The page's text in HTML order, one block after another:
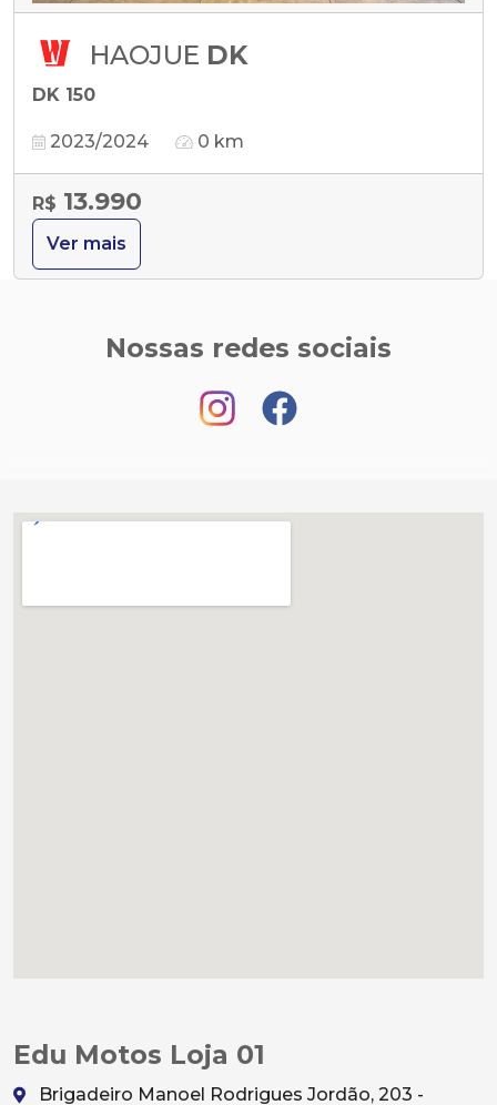
HAOJUE DK
DK 150
2023/2024 0 km
R$ 13.990
Ver mais
Nossas redes sociais
Edu Motos Loja 01
Brigadeiro Manoel Rodrigues Jordão, 203 -